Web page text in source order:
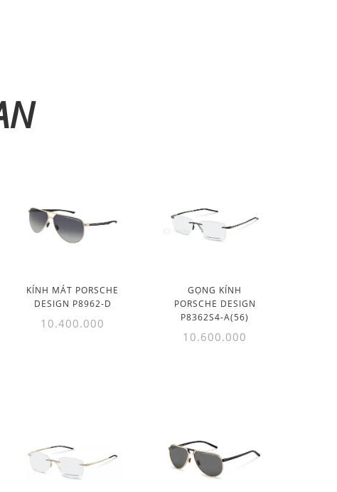
KÍNH MÁT PORSCHE
DESIGN P8962-D
10.400.000
GỌNG KÍNH
PORSCHE DESIGN
P8362S4-A(56)
10.600.000